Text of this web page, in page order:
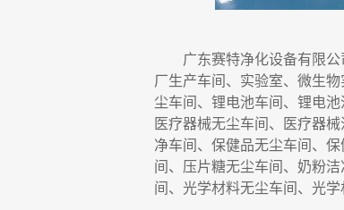
广东赛特净化设备有限公
厂生产车间、实验室、微生物
尘车间、锂电池车间、锂电
医疗器械无尘车间、医疗器
净车间、保健品无尘车间、保
间、压片糖无尘车间、奶粉
间、光学材料无尘车间、光